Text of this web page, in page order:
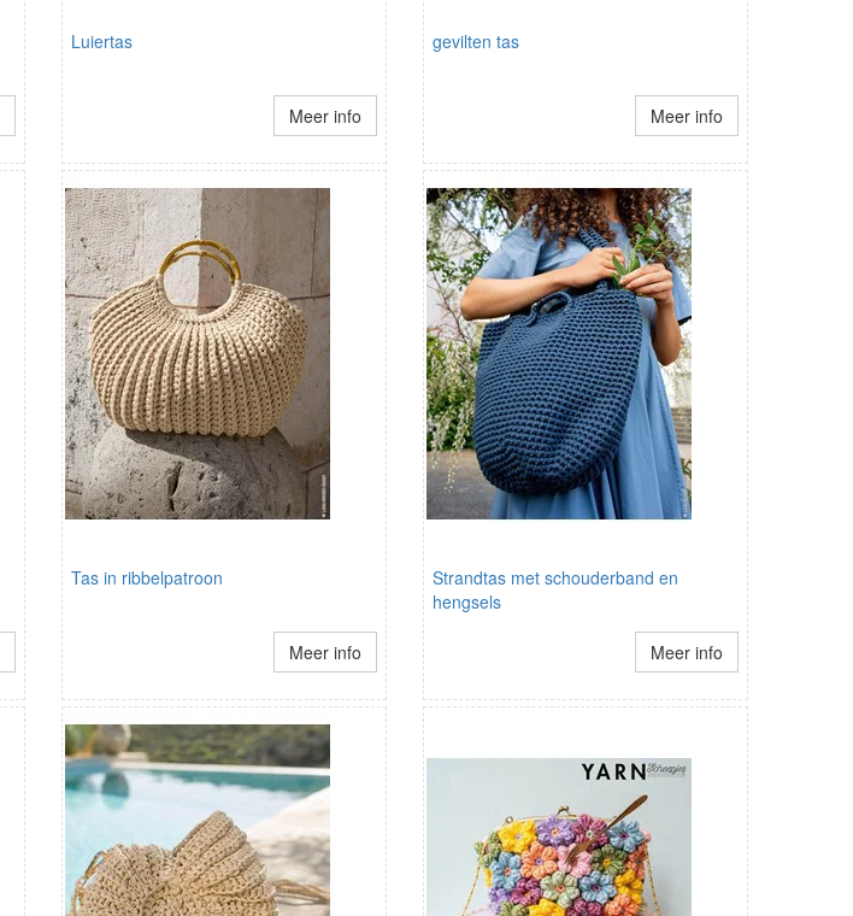
Luiertas
Meer info
gevilten tas
Meer info
Tas in ribbelpatroon
Meer info
Strandtas met schouderband en
hengsels
Meer info